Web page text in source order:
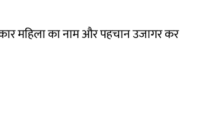
महिला का नाम और पहचान उजागर कर